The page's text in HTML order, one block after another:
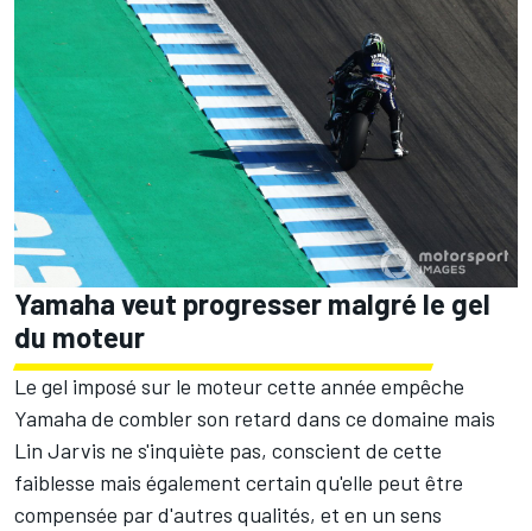
Yamaha veut progresser malgré le gel
du moteur
Le gel imposé sur le moteur cette année empêche
Yamaha de combler son retard dans ce domaine mais
Lin Jarvis ne s'inquiète pas, conscient de cette
faiblesse mais également certain qu'elle peut être
compensée par d'autres qualités, et en un sens